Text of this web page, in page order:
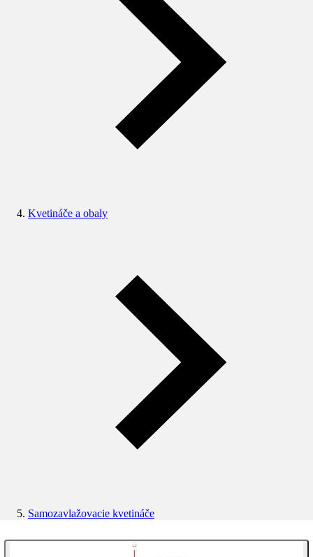
Kvetináče a obaly
Samozavlažovacie kvetináče